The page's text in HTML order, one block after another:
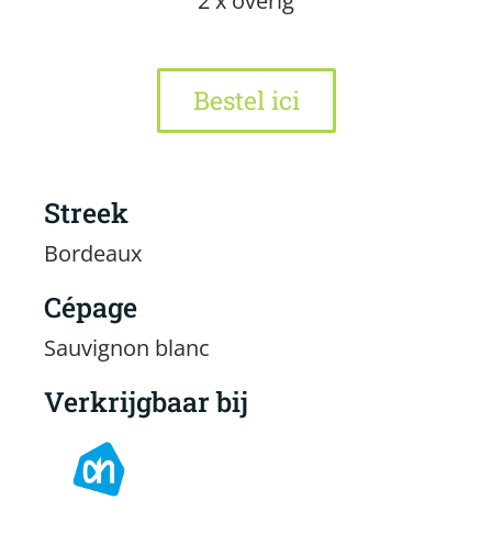
Bestel ici
Streek
Bordeaux
Cépage
Sauvignon blanc
Verkrijgbaar bij